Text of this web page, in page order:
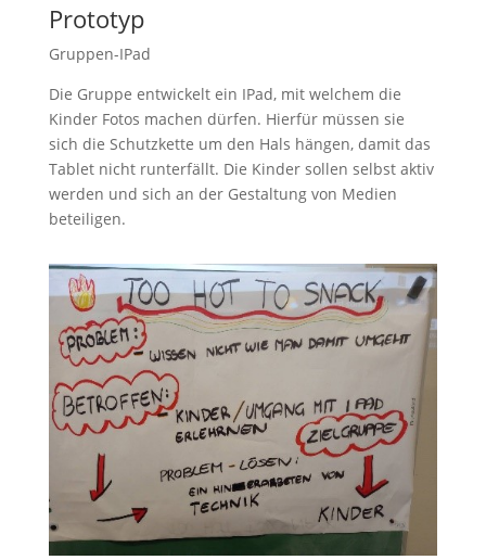
Prototyp
Gruppen-IPad
Die Gruppe entwickelt ein IPad, mit welchem die
Kinder Fotos machen dürfen. Hierfür müssen sie
sich die Schutzkette um den Hals hängen, damit das
Tablet nicht runterfällt. Die Kinder sollen selbst aktiv
werden und sich an der Gestaltung von Medien
beteiligen.